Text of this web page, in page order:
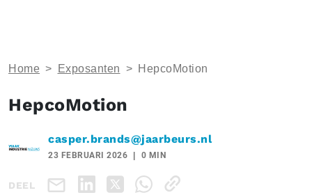
Home > Exposanten > HepcoMotion
HepcoMotion
casper.brands@jaarbeurs.nl
23 FEBRUARI 2026 0 MIN
DEEL